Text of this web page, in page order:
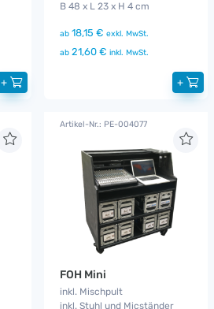
+
B 48 x L 23 x H 4 cm
ab 18,15 € exkl. MwSt.
ab 21,60 € inkl. MwSt.
+
Artikel-Nr.: PE-004077
FOH Mini
inkl. Mischpult
inkl. Stuhl und Micständer